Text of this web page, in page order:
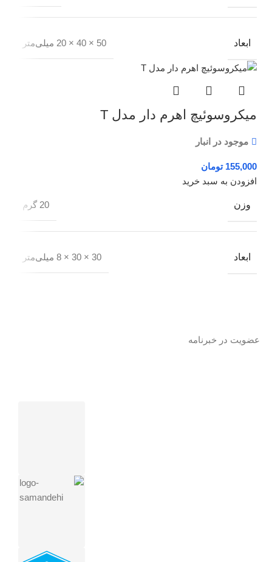
ابعاد 50 × 40 × 20 میلی‌متر
میکروسوئیچ اهرم دار مدل T
موجود در انبار
تومان
افزودن به سبد خرید
وزن 20 گرم
ابعاد 30 × 30 × 8 میلی‌متر
عضویت در خبرنامه